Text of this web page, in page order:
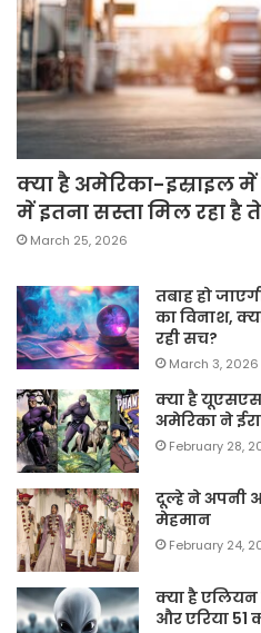
क्या है अमेरिका-इस्राइल में
में इतना सस्ता मिल रहा है
March 25, 2026
तबाह हो
का विनाश,
रही सच?
March 3, 2026
क्या है
अमेरिका ने
February 28,
दूल्हे ने अपनी
मेहमान
February 24,
क्या है
और एरिया 51